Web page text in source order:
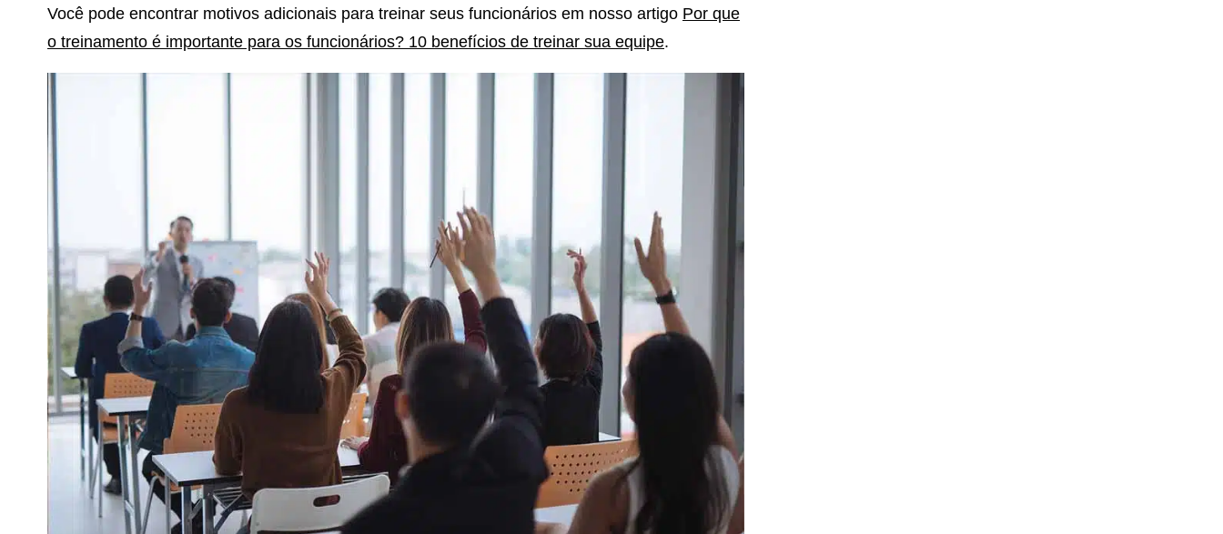
Você pode encontrar motivos adicionais para treinar seus funcionários em nosso artigo Por que
o treinamento é importante para os funcionários? 10 benefícios de treinar sua equipe.